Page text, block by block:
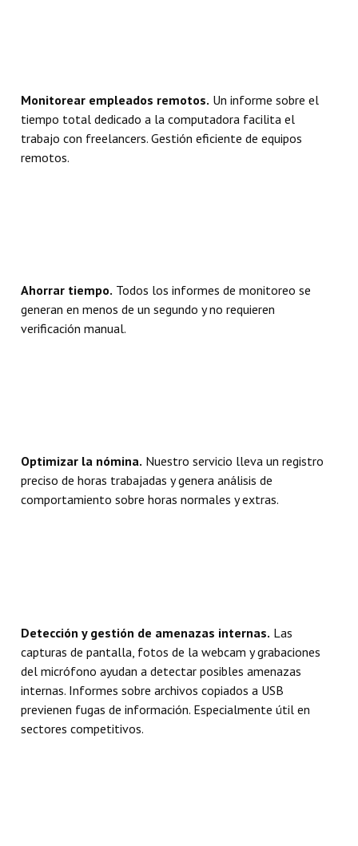
Monitorear empleados remotos. Un informe sobre el
tiempo total dedicado a la computadora facilita el
trabajo con freelancers. Gestión eficiente de equipos
remotos.
Ahorrar tiempo. Todos los informes de monitoreo se
generan en menos de un segundo y no requieren
verificación manual.
Optimizar la nómina. Nuestro servicio lleva un registro
preciso de horas trabajadas y genera análisis de
comportamiento sobre horas normales y extras.
Detección y gestión de amenazas internas. Las
capturas de pantalla, fotos de la webcam y grabaciones
del micrófono ayudan a detectar posibles amenazas
internas. Informes sobre archivos copiados a USB
previenen fugas de información. Especialmente útil en
sectores competitivos.